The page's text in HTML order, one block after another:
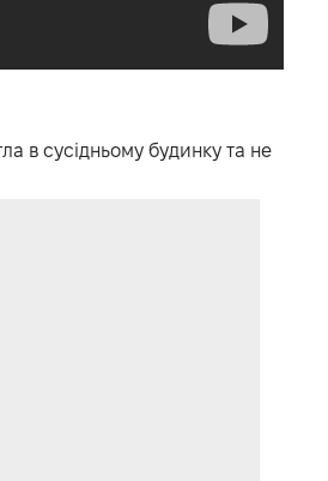
в сусідньому будинку та не